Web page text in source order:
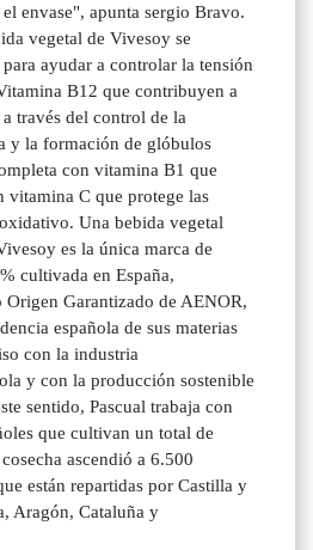
envase", apunta sergio Bravo.
vegetal de Vivesoy se
ayudar a controlar la tensión
B12 que contribuyen a
través del control de la
y la formación de glóbulos
con vitamina B1 que
vitamina C que protege las
Una bebida vegetal
es la única marca de
cultivada en España,
Garantizado de AENOR,
española de sus materias
con la industria
y con la producción sostenible
sentido, Pascual trabaja con
que cultivan un total de
ascendió a 6.500
están repartidas por Castilla y
Aragón, Cataluña y